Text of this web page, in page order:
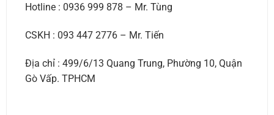
Hotline : 0936 999 878 – Mr. Tùng
CSKH : 093 447 2776 – Mr. Tiến
Địa chỉ : 499/6/13 Quang Trung, Phường 10, Quận
Gò Vấp. TPHCM